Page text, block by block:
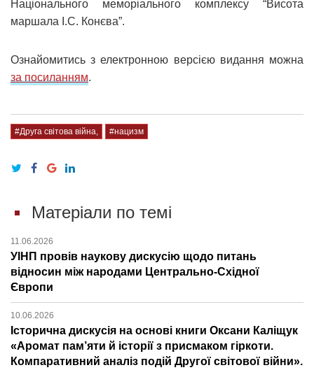
Національного меморіального комплексу “Висота
маршала І.С. Конєва”.
Ознайомитись з електронною версією видання можна
за посиланням.
#Друга світова війна, #нацизм
Матеріали по темі
11.06.2026
УІНП провів наукову дискусію щодо питань
відносин між народами Центрально-Східної
Європи
10.06.2026
Історична дискусія на основі книги Оксани Каліщук
«Аромат пам’яти й історії з присмаком гіркоти.
Компаративний аналіз подій Другої світової війни».